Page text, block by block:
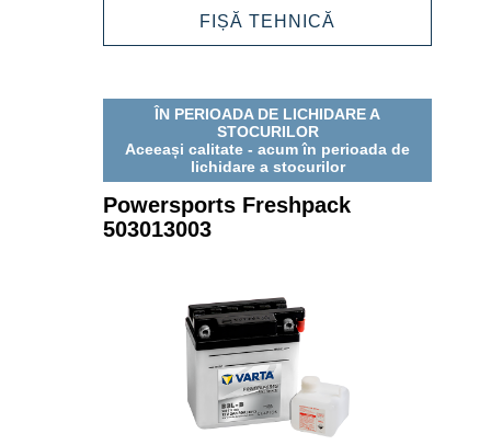
503012003
FIȘĂ TEHNICĂ
ÎN PERIOADA DE LICHIDARE A
STOCURILOR
Aceeași calitate - acum în perioada de
lichidare a stocurilor
Powersports Freshpack
503013003